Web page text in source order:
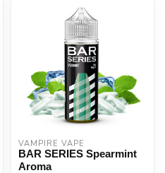
VAMPIRE VAPE
BAR SERIES Spearmint
Aroma